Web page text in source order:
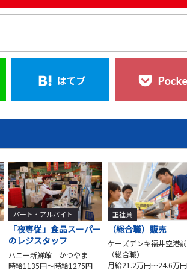
パート・アルバイト
「夜専従」食品スーパー
のレジスタッフ
ハニー新鮮館 かつやま
時給1135円～時給1275円
正社員
（総合職）販売
ケーズデンキ福井空港
（総合職）
月給21.2万円～24.6万円